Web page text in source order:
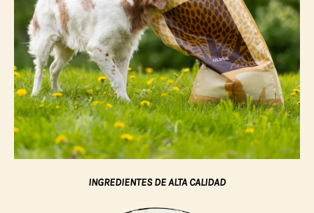
INGREDIENTES DE ALTA CALIDAD